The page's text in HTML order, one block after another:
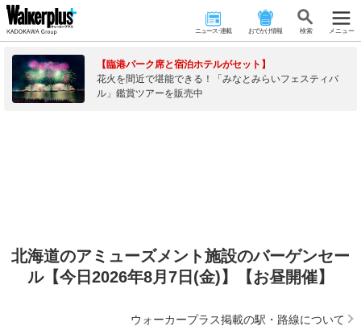
ニュース･連載 おでかけ情報 検 索 メニュー
【臨港パーク席と宿泊ホテルがセット】
花火を間近で堪能できる！「みなとみらいフェスティバ
ル」鑑賞ツアーを販売中
北海道のアミューズメント施設のバーゲンセー
ル【今日2026年8月7日(金)】【お昼開催】
ウォーカープラス掲載の駅・路線について